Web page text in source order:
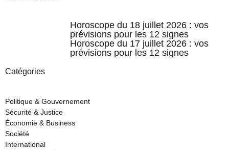
Horoscope du 18 juillet 2026 : vos
prévisions pour les 12 signes
Horoscope du 17 juillet 2026 : vos
prévisions pour les 12 signes
Catégories
Politique & Gouvernement
Sécurité & Justice
Économie & Business
Société
International